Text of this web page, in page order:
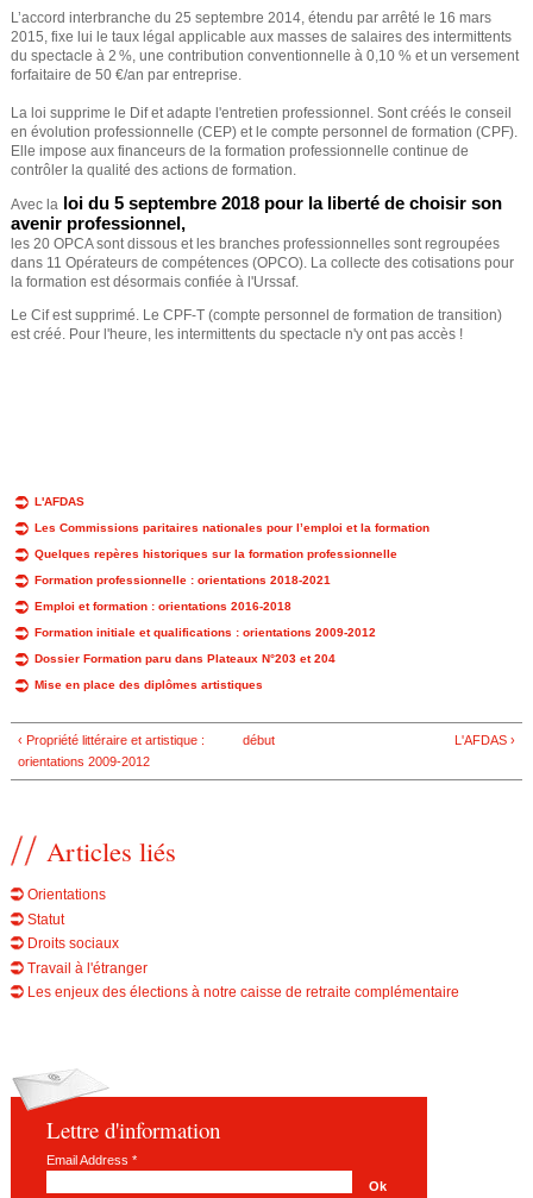
L’accord interbranche du 25 septembre 2014, étendu par arrêté le 16 mars
2015, fixe lui le taux légal applicable aux masses de salaires des intermittents
du spectacle à 2 %, une contribution conventionnelle à 0,10 % et un versement
forfaitaire de 50 €/an par entreprise.
La loi supprime le Dif et adapte l'entretien professionnel. Sont créés le conseil
en évolution professionnelle (CEP) et le compte personnel de formation (CPF).
Elle impose aux financeurs de la formation professionnelle continue de
contrôler la qualité des actions de formation.
Avec la loi du 5 septembre 2018 pour la liberté de choisir son
avenir professionnel,
les 20 OPCA sont dissous et les branches professionnelles sont regroupées
dans 11 Opérateurs de compétences (OPCO). La collecte des cotisations pour
la formation est désormais confiée à l'Urssaf.
Le Cif est supprimé. Le CPF-T (compte personnel de formation de transition)
est créé. Pour l'heure, les intermittents du spectacle n'y ont pas accès !
L'AFDAS
Les Commissions paritaires nationales pour l’emploi et la formation
Quelques repères historiques sur la formation professionnelle
Formation professionnelle : orientations 2018-2021
Emploi et formation : orientations 2016-2018
Formation initiale et qualifications : orientations 2009-2012
Dossier Formation paru dans Plateaux N°203 et 204
Mise en place des diplômes artistiques
‹ Propriété littéraire et artistique :
orientations 2009-2012
début L'AFDAS ›
Articles liés
Orientations
Statut
Droits sociaux
Travail à l'étranger
Les enjeux des élections à notre caisse de retraite complémentaire
Lettre d'information
Email Address *